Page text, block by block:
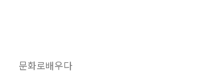
문화로배우다